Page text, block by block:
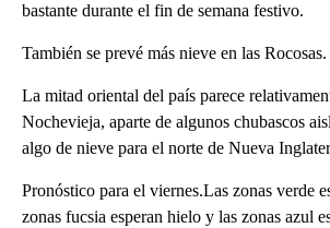
bastante durante el fin de semana festivo.
También se prevé más nieve en las Rocosas.
La mitad oriental del país parece
Nochevieja, aparte de algunos chubascos
algo de nieve para el norte de Nueva
Pronóstico para el viernes.Las zonas verde
zonas fucsia esperan hielo y las zonas azul